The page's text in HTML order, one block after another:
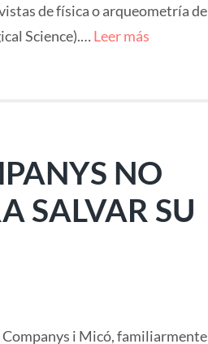
de física o arqueometría de
Science).…Leer más
NO
SALVAR SU
Companys i Micó, familiarmente